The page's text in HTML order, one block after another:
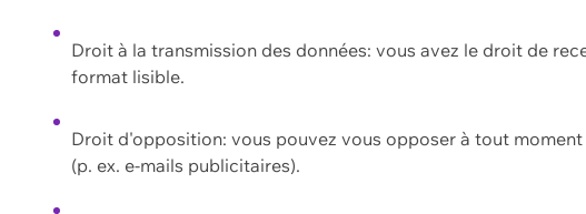
Droit à la transmission des données: vous avez le droit de
format lisible.
Droit d'opposition: vous pouvez vous opposer à tout
(p. ex. e-mails publicitaires).